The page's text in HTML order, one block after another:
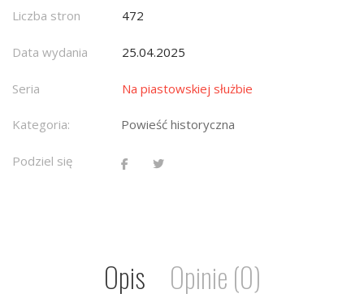
Liczba stron 472
Data wydania 25.04.2025
Seria Na piastowskiej służbie
Kategoria: Powieść historyczna
Podziel się
Opis Opinie (0)